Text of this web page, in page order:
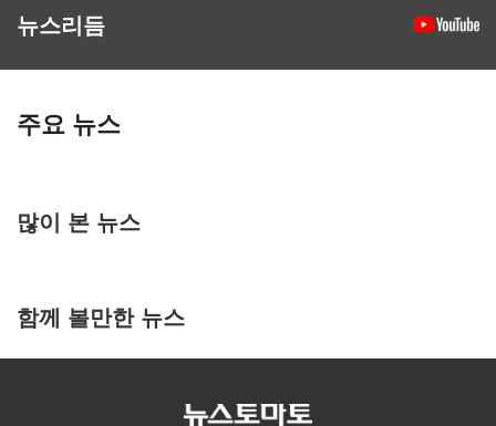
뉴스리듬
주요 뉴스
많이 본 뉴스
함께 볼만한 뉴스